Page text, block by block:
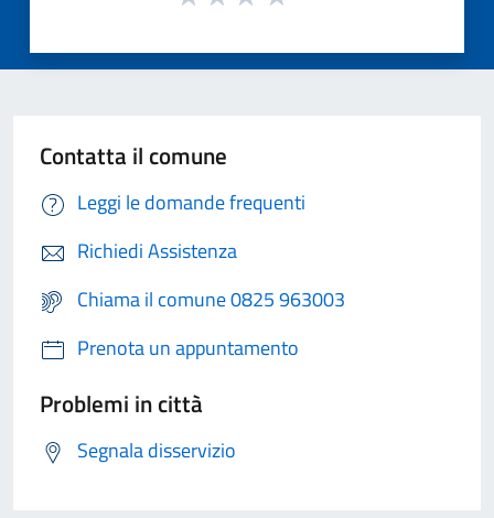
Contatta il comune
Leggi le domande frequenti
Richiedi Assistenza
Chiama il comune 0825 963003
Prenota un appuntamento
Problemi in città
Segnala disservizio